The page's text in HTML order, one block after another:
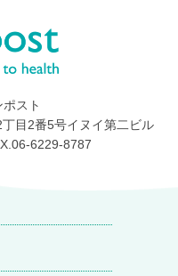
スト
目2番5号イヌイ第二ビル
6229-8787